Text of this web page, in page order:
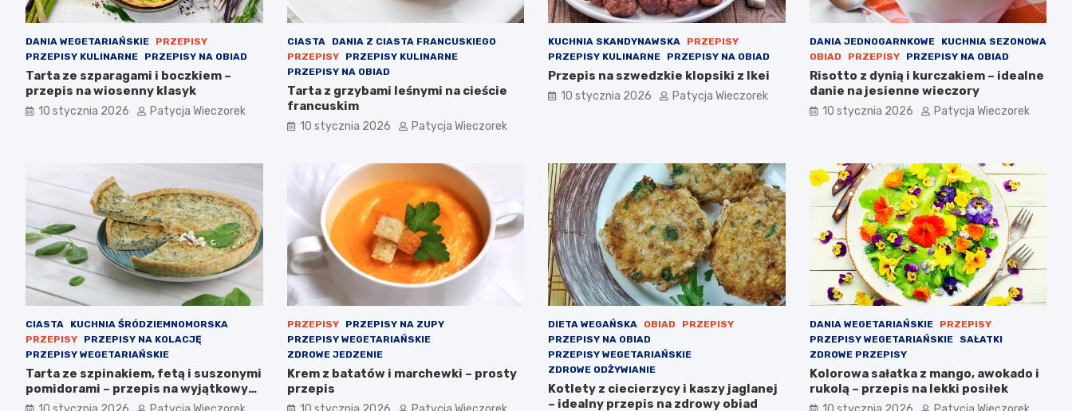
DANIA WEGETARIAŃSKIE
PRZEPISY
PRZEPISY KULINARNE
PRZEPISY NA OBIAD
Tarta ze szparagami i boczkiem –
przepis na wiosenny klasyk
10 stycznia 2026 Patycja Wieczorek
CIASTA
DANIA Z CIASTA FRANCUSKIEGO
PRZEPISY
PRZEPISY KULINARNE
PRZEPISY NA OBIAD
Tarta z grzybami leśnymi na cieście
francuskim
10 stycznia 2026 Patycja Wieczorek
KUCHNIA SKANDYNAWSKA
PRZEPISY
PRZEPISY KULINARNE
PRZEPISY NA OBIAD
Przepis na szwedzkie klopsiki z Ikei
10 stycznia 2026 Patycja Wieczorek
DANIA JEDNOGARNKOWE
KUCHNIA SEZONOWA
OBIAD
PRZEPISY PRZEPISY NA OBIAD
Risotto z dynią i kurczakiem – idealne
danie na jesienne wieczory
10 stycznia 2026 Patycja Wieczorek
CIASTA
KUCHNIA ŚRÓDZIEMNOMORSKA
PRZEPISY
PRZEPISY NA KOLACJĘ
PRZEPISY WEGETARIAŃSKIE
Tarta ze szpinakiem, fetą i suszonymi
pomidorami – przepis na wyjątkowy
smak
PRZEPISY
PRZEPISY NA ZUPY
PRZEPISY WEGETARIAŃSKIE
ZDROWE JEDZENIE
Krem z batatów i marchewki – prosty
przepis
DIETA WEGAŃSKA OBIAD
PRZEPISY
PRZEPISY NA OBIAD
PRZEPISY WEGETARIAŃSKIE
ZDROWE ODŻYWIANIE
Kotlety z ciecierzycy i kaszy jaglanej
– idealny przepis na zdrowy obiad
DANIA WEGETARIAŃSKIE
PRZEPISY
PRZEPISY WEGETARIAŃSKIE
SAŁATKI
ZDROWE PRZEPISY
Kolorowa sałatka z mango, awokado i
rukolą – przepis na lekki posiłek